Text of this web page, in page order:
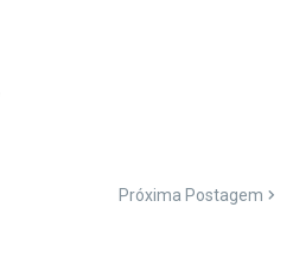
Próxima Postagem